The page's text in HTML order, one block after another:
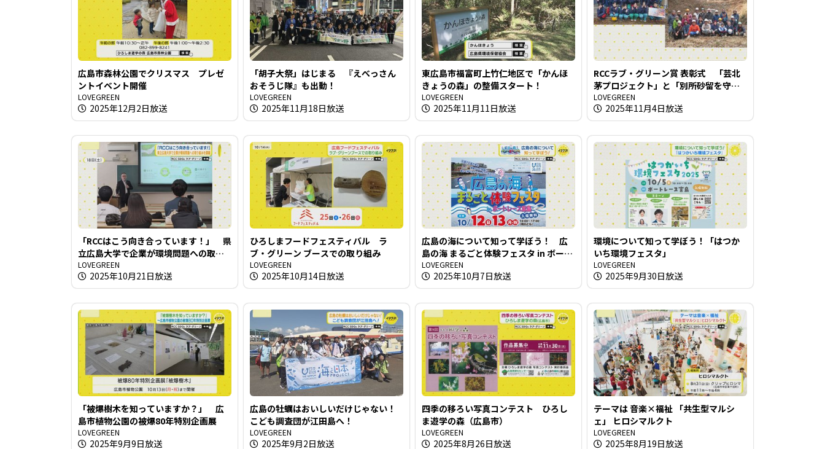
広島市森林公園でクリスマス プレゼ
ントイベント開催
LOVEGREEN
2025年12月2日放送
「胡子大祭」はじまる 『えべっさん
おそうじ隊』も出動！
LOVEGREEN
2025年11月18日放送
東広島市福富町上竹仁地区で「かんほ
きょうの森」の整備スタート！
LOVEGREEN
2025年11月11日放送
RCCラブ・グリーン賞 表彰式 「芸北
茅プロジェクト」と「別所砂留を守る
会」
LOVEGREEN
2025年11月4日放送
「RCCはこう向き合っています！」 県
立広島大学で企業が環境問題への取り
組みを講義
LOVEGREEN
2025年10月21日放送
ひろしまフードフェスティバル ラ
ブ・グリーン ブースでの取り組み
LOVEGREEN
2025年10月14日放送
広島の海について知って学ぼう！ 広
島の海 まるごと体験フェスタ in ボート
レース宮島
LOVEGREEN
2025年10月7日放送
環境について知って学ぼう！「はつか
いち環境フェスタ」
LOVEGREEN
2025年9月30日放送
「被爆樹木を知っていますか？」 広
島市植物公園の被爆80年特別企画展
LOVEGREEN
2025年9月9日放送
広島の牡蠣はおいしいだけじゃない！
こども調査団が江田島へ！
LOVEGREEN
2025年9月2日放送
四季の移ろい写真コンテスト ひろし
ま遊学の森（広島市）
LOVEGREEN
2025年8月26日放送
テーマは 音楽×福祉 「共生型マルシ
ェ」 ヒロシマルクト
LOVEGREEN
2025年8月19日放送